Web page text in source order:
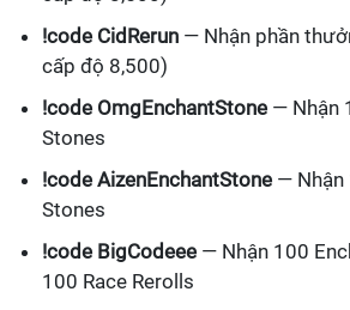
!code CidRerun — Nhận phần
cấp độ 8,500)
!code OmgEnchantStone — Nhận
Stones
!code AizenEnchantStone — Nhận
Stones
!code BigCodeee — Nhận 100
100 Race Rerolls